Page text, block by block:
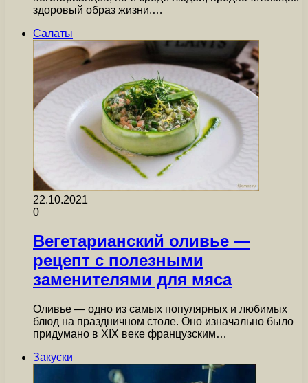
здоровый образ жизни.…
Салаты
22.10.2021
0
Вегетарианский оливье —
рецепт с полезными
заменителями для мяса
Оливье — одно из самых популярных и любимых
блюд на праздничном столе. Оно изначально было
придумано в XIX веке французским…
Закуски